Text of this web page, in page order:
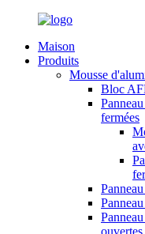
Maison
Produits
Mousse
Bloc
fermées
ouvertes